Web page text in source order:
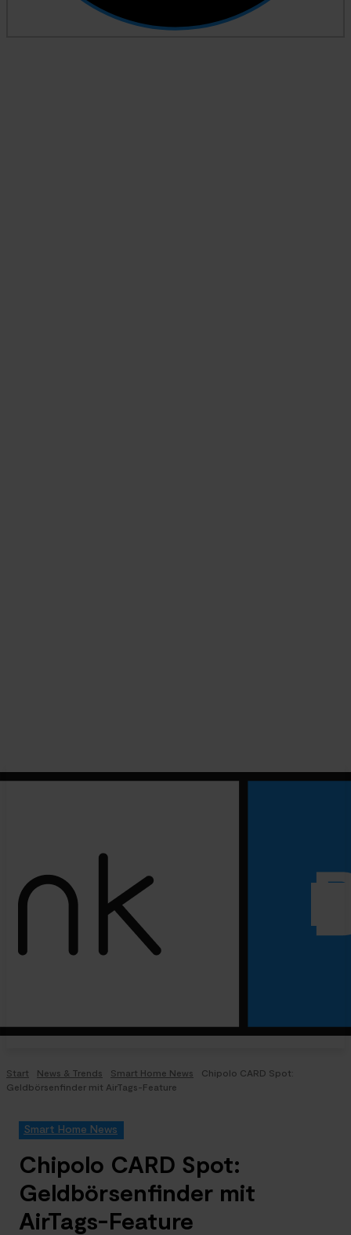
Start News & Trends Smart Home News
Chipolo CARD Spot:
Geldbörsenfinder mit AirTags-Feature
Smart Home News
Chipolo CARD Spot:
Geldbörsenfinder mit
AirTags-Feature